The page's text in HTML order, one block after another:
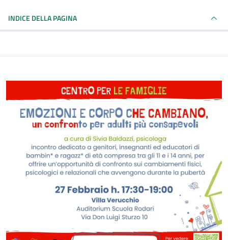
INDICE DELLA PAGINA